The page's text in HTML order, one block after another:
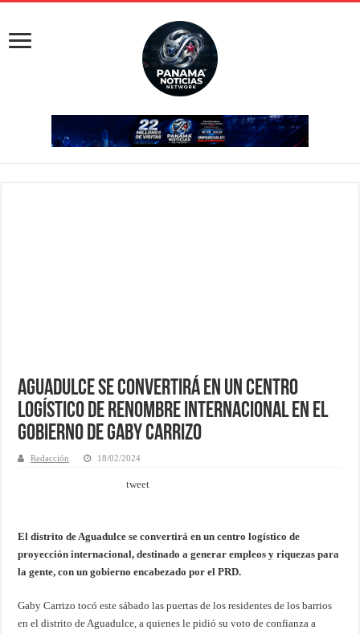
Aguadulce se convertirá en un centro
logístico de renombre internacional en el
gobierno de Gaby Carrizo
Redacción 18/02/2024
tweet
El distrito de Aguadulce se convertirá en un centro logístico de
proyección internacional, destinado a generar empleos y riquezas para
la gente, con un gobierno encabezado por el PRD.
Gaby Carrizo tocó este sábado las puertas de los residentes de los barrios
en el distrito de Aguadulce, a quienes le pidió su voto de confianza a